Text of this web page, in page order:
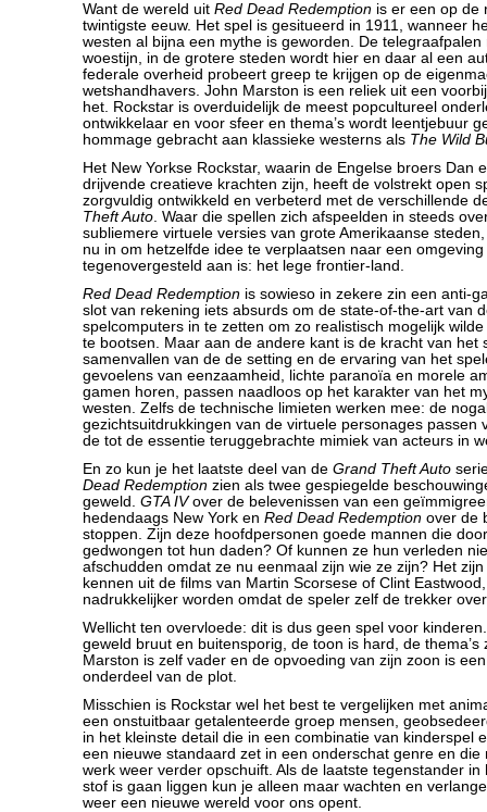
Want de wereld uit Red Dead Redemption is er een op de
twintigste eeuw. Het spel is gesitueerd in 1911, wanneer
westen al bijna een mythe is geworden. De telegraafpalen
woestijn, in de grotere steden wordt hier en daar al een
federale overheid probeert greep te krijgen op de
wetshandhavers. John Marston is een reliek uit een
het. Rockstar is overduidelijk de meest popcultureel
ontwikkelaar en voor sfeer en thema’s wordt leentjebuur
hommage gebracht aan klassieke westerns als The Wild
Het New Yorkse Rockstar, waarin de Engelse broers Dan
drijvende creatieve krachten zijn, heeft de volstrekt open
zorgvuldig ontwikkeld en verbeterd met de verschillende
Theft Auto. Waar die spellen zich afspeelden in steeds
subliemere virtuele versies van grote Amerikaanse
nu in om hetzelfde idee te verplaatsen naar een
tegenovergesteld aan is: het lege frontier-land.
Red Dead Redemption is sowieso in zekere zin een anti-
slot van rekening iets absurds om de state-of-the-art van
spelcomputers in te zetten om zo realistisch mogelijk
te bootsen. Maar aan de andere kant is de kracht van het
samenvallen van de de setting en de ervaring van het
gevoelens van eenzaamheid, lichte paranoïa en morele
gamen horen, passen naadloos op het karakter van het
westen. Zelfs de technische limieten werken mee: de
gezichtsuitdrukkingen van de virtuele personages passen
de tot de essentie teruggebrachte mimiek van acteurs in
En zo kun je het laatste deel van de Grand Theft Auto
Dead Redemption zien als twee gespiegelde
geweld. GTA IVover de belevenissen van een
hedendaags New York en Red Dead Redemption over de
stoppen. Zijn deze hoofdpersonen goede mannen die
gedwongen tot hun daden? Of kunnen ze hun verleden
afschudden omdat ze nu eenmaal zijn wie ze zijn? Het
kennen uit de films van Martin Scorsese of Clint
nadrukkelijker worden omdat de speler zelf de trekker
Wellicht ten overvloede: dit is dus geen spel voor
geweld bruut en buitensporig, de toon is hard, de thema’s
Marston is zelf vader en de opvoeding van zijn zoon is
onderdeel van de plot.
Misschien is Rockstar wel het best te vergelijken met
een onstuitbaar getalenteerde groep mensen,
in het kleinste detail die in een combinatie van kinderspel
een nieuwe standaard zet in een onderschat genre en die
werk weer verder opschuift. Als de laatste tegenstander in
stof is gaan liggen kun je alleen maar wachten en
weer een nieuwe wereld voor ons opent.